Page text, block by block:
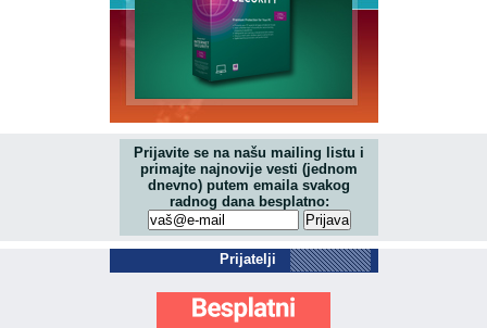
Prijavite se na našu mailing listu i
primajte najnovije vesti (jednom
dnevno) putem emaila svakog
radnog dana besplatno:
Prijatelji